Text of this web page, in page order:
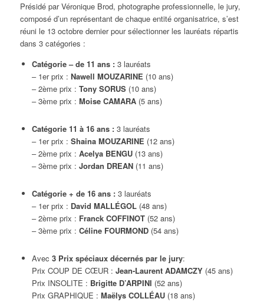
Présidé par Véronique Brod, photographe professionnelle, le jury,
composé d’un représentant de chaque entité organisatrice, s’est
réuni le 13 octobre dernier pour sélectionner les lauréats répartis
dans 3 catégories :
Catégorie – de 11 ans :3 lauréats
– 1er prix : Nawell MOUZARINE (10 ans)
– 2ème prix : Tony SORUS (10 ans)
– 3ème prix : Moise CAMARA(5 ans)
Catégorie 11 à 16 ans :3 lauréats
– 1er prix : Shaina MOUZARINE (12 ans)
– 2ème prix : Acelya BENGU (13 ans)
– 3ème prix : Jordan DREAN(11 ans)
Catégorie + de 16 ans :3 lauréats
– 1er prix : David MALLÉGOL(48 ans)
– 2ème prix : Franck COFFINOT(52 ans)
– 3ème prix : Céline FOURMOND (54 ans)
Avec 3 Prix spéciaux décernés par le jury:
Prix COUP DE CŒUR : Jean-Laurent ADAMCZY (45 ans)
Prix INSOLITE : Brigitte D’ARPINI (52 ans)
Prix GRAPHIQUE : Maëlys COLLÉAU (18 ans)